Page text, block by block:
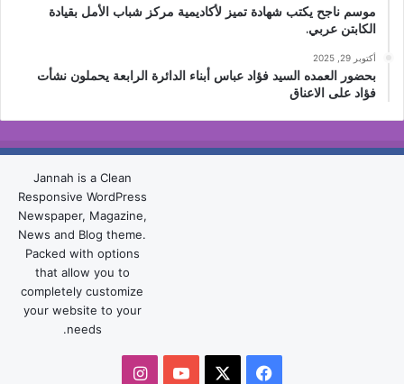
موسم ناجح يكتب شهادة تميز لأكاديمية مركز شباب الأمل بقيادة
الكابتن عربي.
أكتوبر 29, 2025
بحضور العمده السيد فؤاد عباس أبناء الدائرة الرابعة يحملون نشأت
فؤاد على الاعناق
Jannah is a Clean
Responsive WordPress
Newspaper, Magazine,
News and Blog theme.
Packed with options
that allow you to
completely customize
your website to your
needs.
فيسبوك ‫YouTubeانستقرام